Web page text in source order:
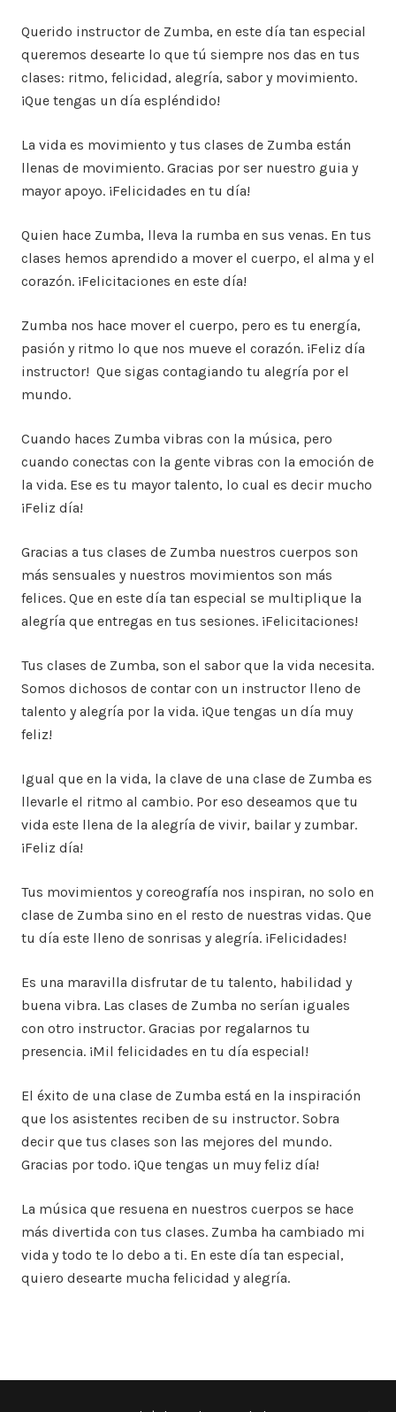
Querido instructor de Zumba, en este día tan especial
queremos desearte lo que tú siempre nos das en tus
clases: ritmo, felicidad, alegría, sabor y movimiento.
¡Que tengas un día espléndido!
La vida es movimiento y tus clases de Zumba están
llenas de movimiento. Gracias por ser nuestro guia y
mayor apoyo. ¡Felicidades en tu día!
Quien hace Zumba, lleva la rumba en sus venas. En tus
clases hemos aprendido a mover el cuerpo, el alma y el
corazón. ¡Felicitaciones en este día!
Zumba nos hace mover el cuerpo, pero es tu energía,
pasión y ritmo lo que nos mueve el corazón. ¡Feliz día
instructor! Que sigas contagiando tu alegría por el
mundo.
Cuando haces Zumba vibras con la música, pero
cuando conectas con la gente vibras con la emoción de
la vida. Ese es tu mayor talento, lo cual es decir mucho
¡Feliz día!
Gracias a tus clases de Zumba nuestros cuerpos son
más sensuales y nuestros movimientos son más
felices. Que en este día tan especial se multiplique la
alegría que entregas en tus sesiones. ¡Felicitaciones!
Tus clases de Zumba, son el sabor que la vida necesita.
Somos dichosos de contar con un instructor lleno de
talento y alegría por la vida. ¡Que tengas un día muy
feliz!
Igual que en la vida, la clave de una clase de Zumba es
llevarle el ritmo al cambio. Por eso deseamos que tu
vida este llena de la alegría de vivir, bailar y zumbar.
¡Feliz día!
Tus movimientos y coreografía nos inspiran, no solo en
clase de Zumba sino en el resto de nuestras vidas. Que
tu día este lleno de sonrisas y alegría. ¡Felicidades!
Es una maravilla disfrutar de tu talento, habilidad y
buena vibra. Las clases de Zumba no serían iguales
con otro instructor. Gracias por regalarnos tu
presencia. ¡Mil felicidades en tu día especial!
El éxito de una clase de Zumba está en la inspiración
que los asistentes reciben de su instructor. Sobra
decir que tus clases son las mejores del mundo.
Gracias por todo. ¡Que tengas un muy feliz día!
La música que resuena en nuestros cuerpos se hace
más divertida con tus clases. Zumba ha cambiado mi
vida y todo te lo debo a ti. En este día tan especial,
quiero desearte mucha felicidad y alegría.